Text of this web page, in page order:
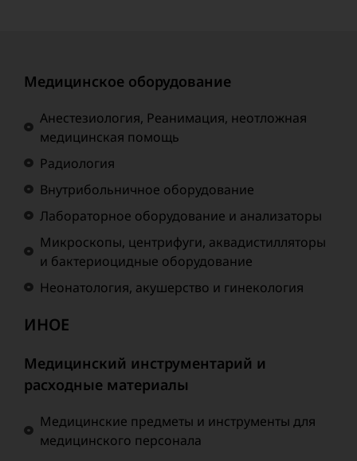
Медицинское оборудование
Анестезиология, Реанимация, неотложная
медицинская помощь
Радиология
Внутрибольничное оборудование
Лабораторное оборудование и анализаторы
Микроскопы, центрифуги, аквадистилляторы
и бактериоцидные оборудование
Неонатология, акушерство и гинекология
ИНОЕ
Медицинский инструментарий и
расходные материалы
Медицинские предметы и инструменты для
медицинского персонала